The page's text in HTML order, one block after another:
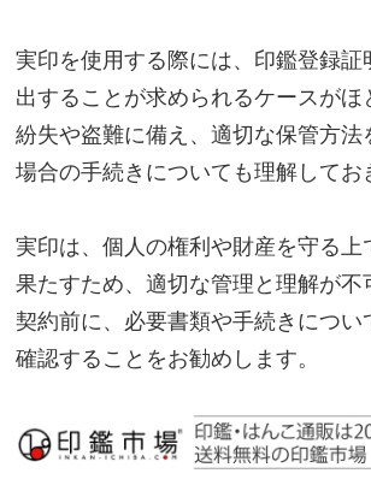
実印を使用する際には、印鑑登録証
出することが求められるケースがほ
紛失や盗難に備え、適切な保管方法
場合の手続きについても理解してお
実印は、個人の権利や財産を守る上
果たすため、適切な管理と理解が不
契約前に、必要書類や手続きについ
確認することをお勧めします。